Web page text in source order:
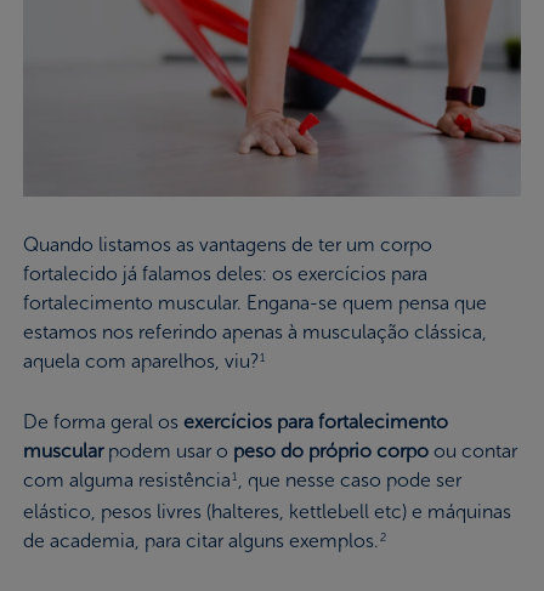
Quando listamos as vantagens de ter um corpo
fortalecido já falamos deles: os exercícios para
fortalecimento muscular. Engana-se quem pensa que
estamos nos referindo apenas à musculação clássica,
aquela com aparelhos, viu?1
De forma geral os exercícios para fortalecimento
muscularpodem usar o peso do próprio corpo ou contar
com alguma resistência1
, que nesse caso pode ser
elástico, pesos livres (halteres, kettlebell etc) e máquinas
de academia, para citar alguns exemplos. 2